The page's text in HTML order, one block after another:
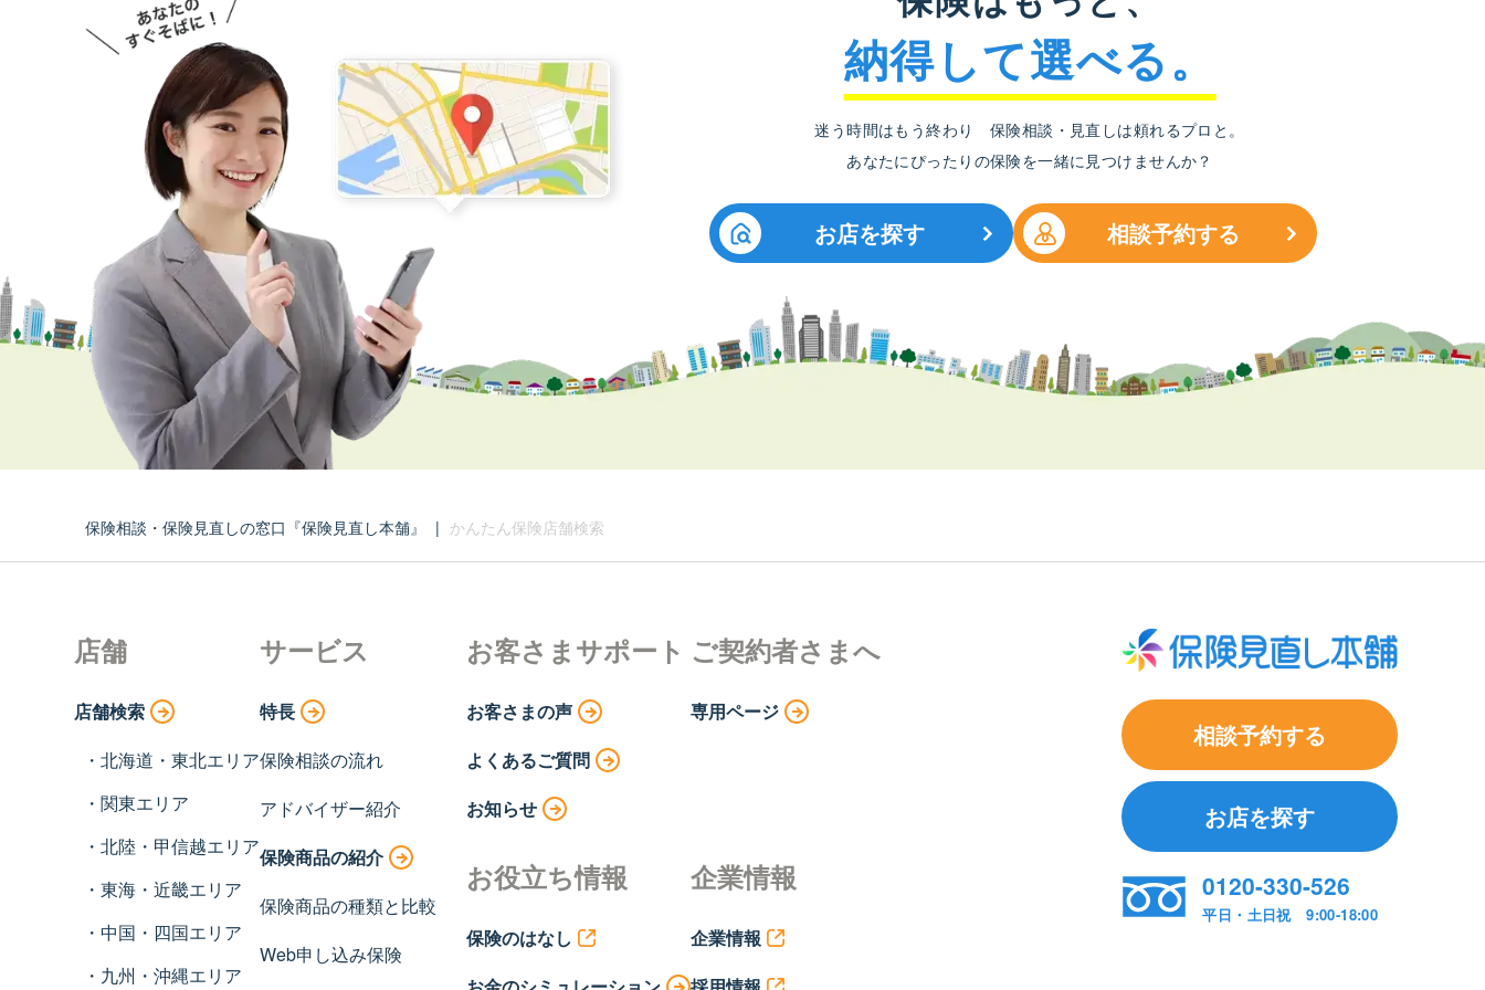
納得して選べる。
迷う時間はもう終わり 保険相談・見直しは頼れるプロと。
あなたにぴったりの保険を一緒に見つけませんか？
お店を探す 相談予約する
保険相談・保険見直しの窓口『保険見直し本舗』 | かんたん保険店舗検索
相談予約する
お店を探す
0120-330-526
平日・土日祝 9:00-18:00
店舗
店舗検索
北海道・東北エリア
関東エリア
北陸・甲信越エリア
東海・近畿エリア
中国・四国エリア
九州・沖縄エリア
サービス
特長
保険相談の流れ
アドバイザー紹介
保険商品の紹介
保険商品の種類と比較
Web申し込み保険
お客さまサポート
お客さまの声
よくあるご質問
お知らせ
お役立ち情報
保険のはなし
ご契約者さまへ
専用ページ
企業情報
企業情報